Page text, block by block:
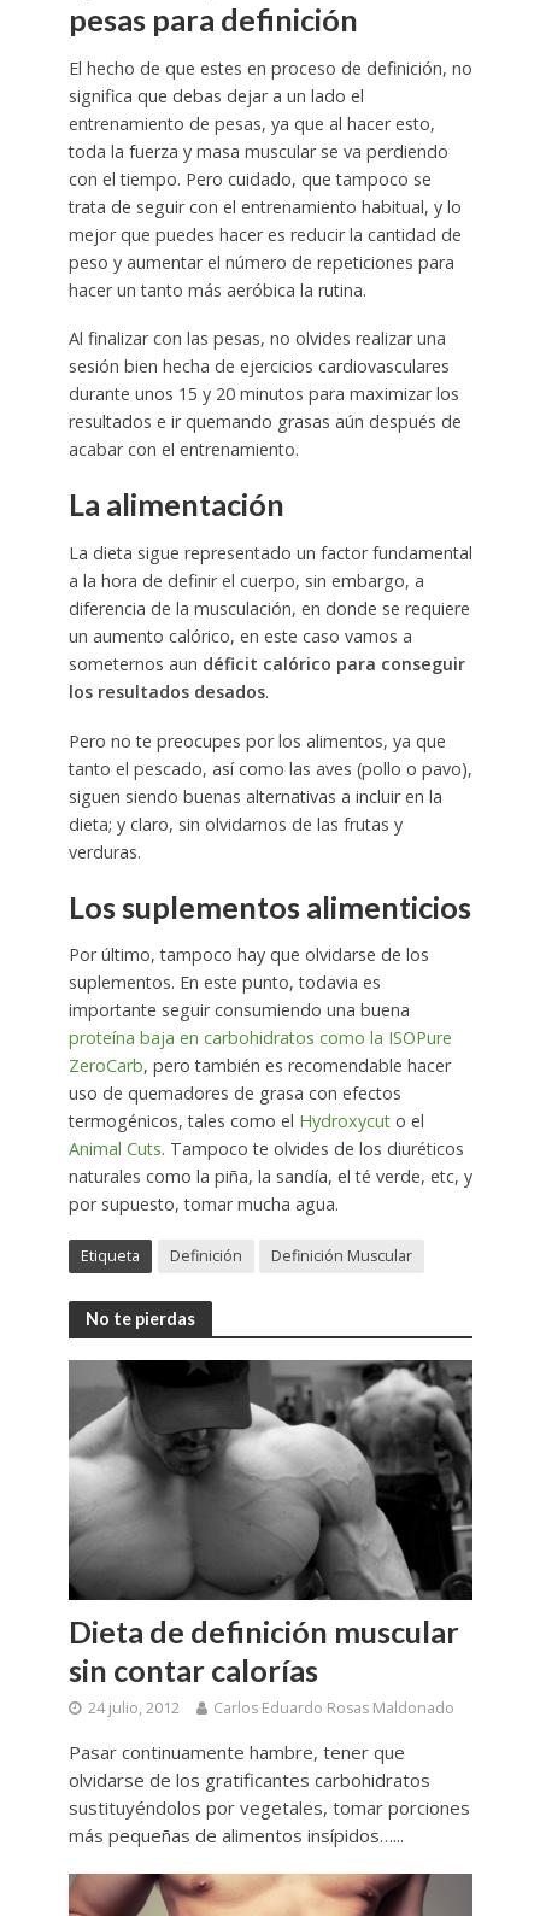
pesas para definición
El hecho de que estes en proceso de definición, no
significa que debas dejar a un lado el
entrenamiento de pesas, ya que al hacer esto,
toda la fuerza y masa muscular se va perdiendo
con el tiempo. Pero cuidado, que tampoco se
trata de seguir con el entrenamiento habitual, y lo
mejor que puedes hacer es reducir la cantidad de
peso y aumentar el número de repeticiones para
hacer un tanto más aeróbica la rutina.
Al finalizar con las pesas, no olvides realizar una
sesión bien hecha de ejercicios cardiovasculares
durante unos 15 y 20 minutos para maximizar los
resultados e ir quemando grasas aún después de
acabar con el entrenamiento.
La alimentación
La dieta sigue representado un factor fundamental
a la hora de definir el cuerpo, sin embargo, a
diferencia de la musculación, en donde se requiere
un aumento calórico, en este caso vamos a
someternos aun déficit calórico para conseguir
los resultados desados.
Pero no te preocupes por los alimentos, ya que
tanto el pescado, así como las aves (pollo o pavo),
siguen siendo buenas alternativas a incluir en la
dieta; y claro, sin olvidarnos de las frutas y
verduras.
Los suplementos alimenticios
Por último, tampoco hay que olvidarse de los
suplementos. En este punto, todavia es
importante seguir consumiendo una buena
proteína baja en carbohidratos como la ISOPure
ZeroCarb, pero también es recomendable hacer
uso de quemadores de grasa con efectos
termogénicos, tales como el Hydroxycuto el
Animal Cuts. Tampoco te olvides de los diuréticos
naturales como la piña, la sandía, el té verde, etc, y
por supuesto, tomar mucha agua.
Etiqueta Definición Definición Muscular
No te pierdas
Dieta de definición muscular
sin contar calorías
24 julio, 2012 Carlos Eduardo Rosas Maldonado
Pasar continuamente hambre, tener que
olvidarse de los gratificantes carbohidratos
sustituyéndolos por vegetales, tomar porciones
más pequeñas de alimentos insípidos…...